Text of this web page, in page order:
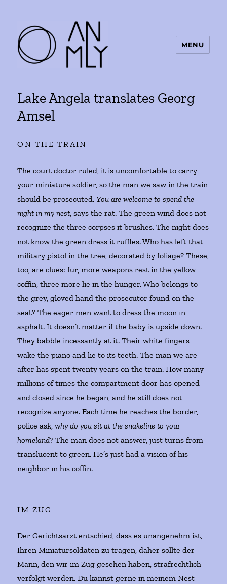
MENU
Lake Angela translates Georg
Amsel
ON THE TRAIN
The court doctor ruled, it is uncomfortable to carry
your miniature soldier, so the man we saw in the train
should be prosecuted.You are welcome to spend the
night in my nest, says the rat. The green wind does not
recognize the three corpses it brushes. The night does
not know the green dress it ruffles. Who has left that
military pistol in the tree, decorated by foliage? These,
too, are clues: fur, more weapons rest in the yellow
coffin, three more lie in the hunger. Who belongs to
the grey, gloved hand the prosecutor found on the
seat? The eager men want to dress the moon in
asphalt. It doesn’t matter if the baby is upside down.
They babble incessantly at it. Their white fingers
wake the piano and lie to its teeth. The man we are
after has spent twenty years on the train. How many
millions of times the compartment door has opened
and closed since he began, and he still does not
recognize anyone. Each time he reaches the border,
police ask,why do you sit at the snakeline to your
homeland?The man does not answer, just turns from
translucent to green. He’s just had a vision of his
neighbor in his coffin.
IM ZUG
Der Gerichtsarzt entschied, dass es unangenehm ist,
Ihren Miniatursoldaten zu tragen, daher sollte der
Mann, den wir im Zug gesehen haben, strafrechtlich
verfolgt werden. Du kannst gerne in meinem Nest